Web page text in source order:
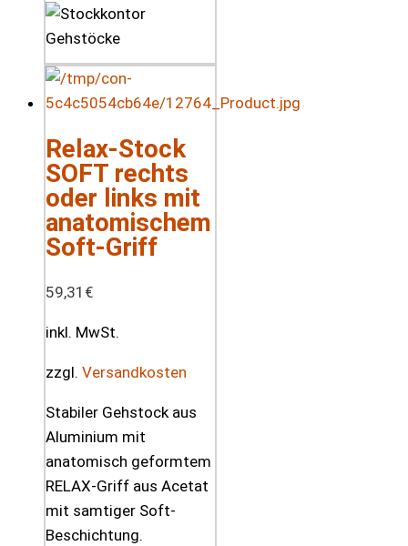
Relax-Stock
SOFT rechts
oder links mit
anatomischem
Soft-Griff
59,31 €
inkl. MwSt.
zzgl. Versandkosten
Stabiler Gehstock aus
Aluminium mit
anatomisch geformtem
RELAX-Griff aus Acetat
mit samtiger Soft-
Beschichtung.